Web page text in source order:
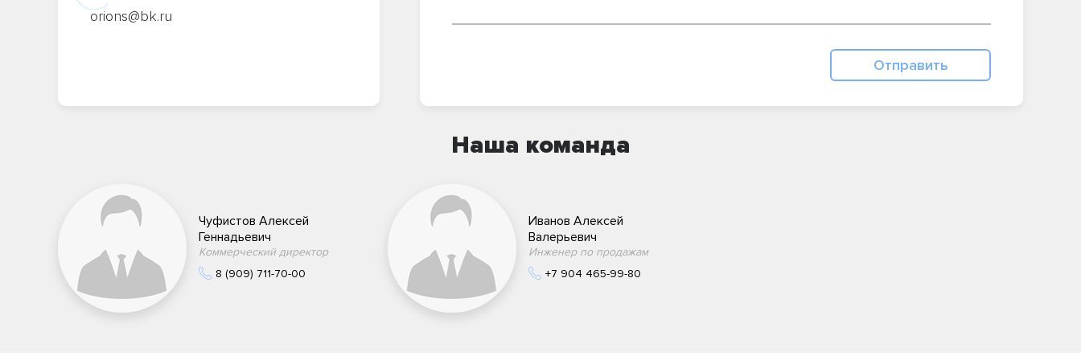
orions@bk.ru
Отправить
Наша команда
Чуфистов Алексей
Геннадьевич
Коммерческий директор
8 (909) 711-70-00
Иванов Алексей
Валерьевич
Инженер по продажам
+7 904 465-99-80